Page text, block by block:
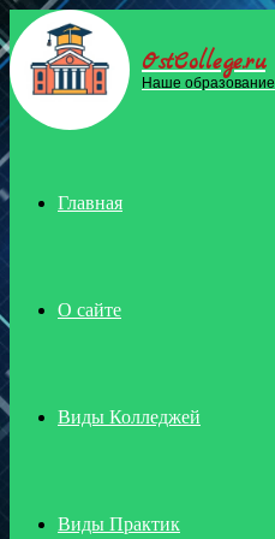
Menu OstCollege.ru
Наше образование
Главная
О сайте
Виды Колледжей
Виды Практик